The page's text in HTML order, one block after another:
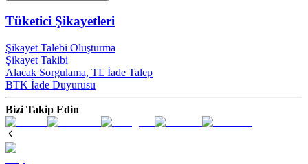
Tüketici Şikayetleri
Şikayet Talebi Oluşturma
Şikayet Takibi
Alacak Sorgulama, TL İade Talep​
BTK İade Duyurusu
Bizi Takip Edin